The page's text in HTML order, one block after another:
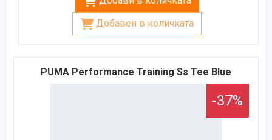
Добавен в количката
PUMA Performance Training Ss Tee Blue
-37%